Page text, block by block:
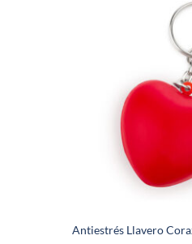
Antiestrés Llavero